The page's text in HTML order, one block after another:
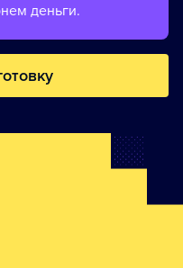
деньги.